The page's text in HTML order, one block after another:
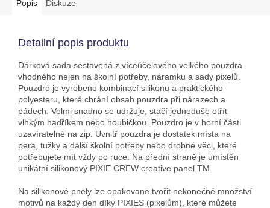
Popis Diskuze
Detailní popis produktu
Dárková sada sestavená z víceúčelového velkého pouzdra
vhodného nejen na školní potřeby, náramku a sady pixelů.
Pouzdro je vyrobeno kombinací silikonu a praktického
polyesteru, které chrání obsah pouzdra při nárazech a
pádech. Velmi snadno se udržuje, stačí jednoduše otřít
vlhkým hadříkem nebo houbičkou. Pouzdro je v horní části
uzavíratelné na zip. Uvnitř pouzdra je dostatek místa na
pera, tužky a další školní potřeby nebo drobné věci, které
potřebujete mít vždy po ruce. Na přední straně je umístěn
unikátní silikonový PIXIE CREW creative panel TM.
Na silikonové pnely lze opakovaně tvořit nekonečné množství
motivů na každý den díky PIXIES (pixelům), které můžete